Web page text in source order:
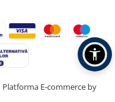
Platforma E-commerce by